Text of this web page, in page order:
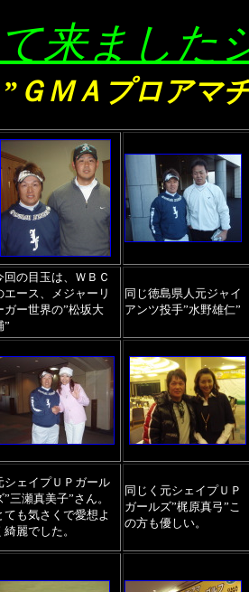
回の目玉は、ＷＢＣ
エース、メジャーリ
ガー世界の”松坂大
”
同じ徳島県人元ジャイ
アンツ投手”水野雄仁”
シェイプＵＰガール
”三瀬真美子”さん。
ても気さくで愛想よ
綺麗でした。
同じく元シェイプＵＰ
ガールズ”梶原真弓”こ
の方も優しい。
来ました
ＧＭＡプロアマ